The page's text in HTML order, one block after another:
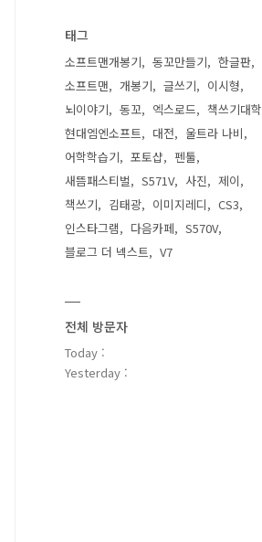
태그
소프트맨개봉기 동꼬만들기
한글판
소프트맨
개봉기 글쓰기
이시형
뇌이야기
동꼬 엑스로드
책쓰기대학
현대엠엔소프트
대전
울트라 나비
어학학습기
포토샵
펜툴
새뜸패스티벌
S571V 사진
제이
책쓰기
김태광 이미지레디
CS3
인스타그램
다음카페
S570V
블로그 더 넥스트
V7
전체 방문자
Today :
Yesterday :